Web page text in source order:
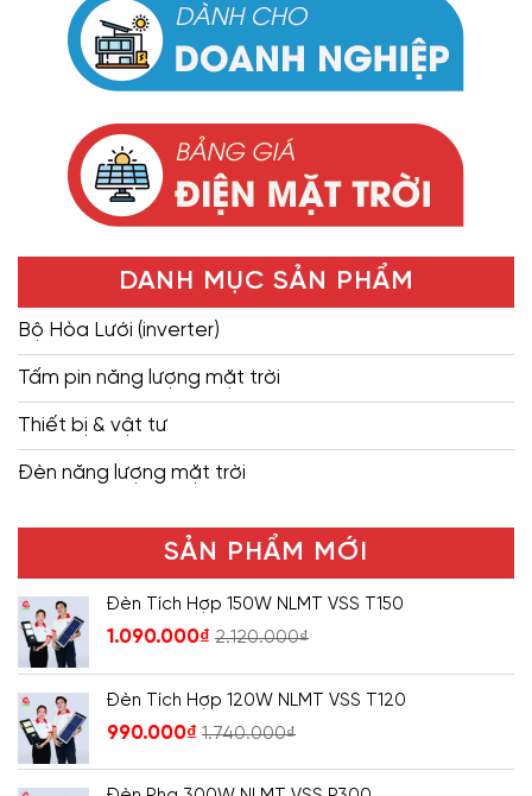
DANH MỤC SẢN PHẨM
Bộ Hòa Lưới (inverter)
Tấm pin năng lượng mặt trời
Thiết bị & vật tư
Đèn năng lượng mặt trời
SẢN PHẨM MỚI
Đèn Tích Hợp 150W NLMT VSS T150
1.090.000₫ 2.120.000₫
Đèn Tích Hợp 120W NLMT VSS T120
990.000₫ 1.740.000₫